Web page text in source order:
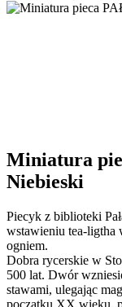
Miniatura
Niebieski
Piecyk z biblioteki
wstawieniu tea-ligtha
ogniem.
Dobra rycerskie w
500 lat. Dwór
stawami, ulegając
początku XX wieku,